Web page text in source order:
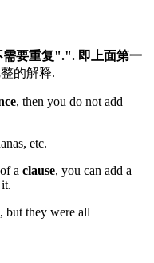
需要重复".". 即上面第一
的解释.
, then you do not add
etc.
a clause, you can add a
but they were all